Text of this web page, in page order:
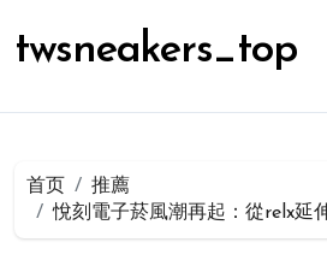
容
twsneakers_top
首页
推薦
悅刻電子菸風潮再起：從relx延